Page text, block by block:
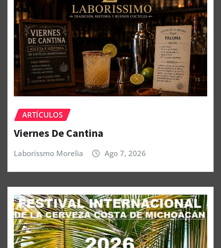
ARTÍCULOS
Viernes De Cantina
Laborissmo Morelia Ago 7, 2026